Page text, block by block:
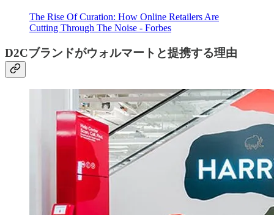
The Rise Of Curation: How Online Retailers Are
Cutting Through The Noise - Forbes
D2Cブランドがウォルマートと提携する理由